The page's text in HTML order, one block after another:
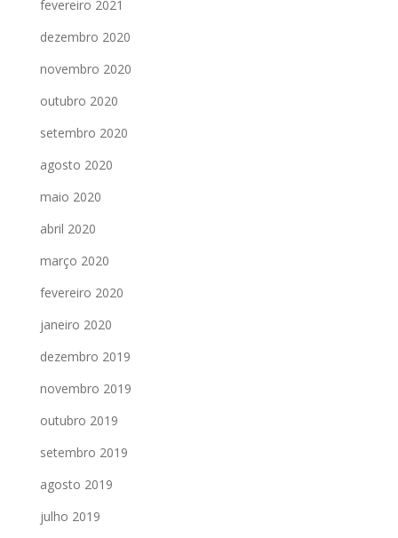
fevereiro 2021
dezembro 2020
novembro 2020
outubro 2020
setembro 2020
agosto 2020
maio 2020
abril 2020
março 2020
fevereiro 2020
janeiro 2020
dezembro 2019
novembro 2019
outubro 2019
setembro 2019
agosto 2019
julho 2019